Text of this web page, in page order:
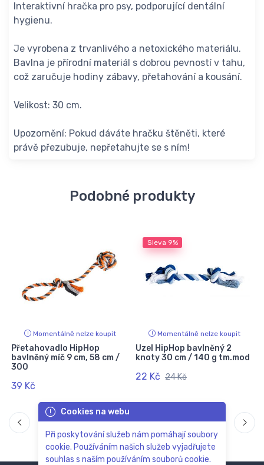
Interaktivní hračka pro psy, podporující dentální
hygienu.
Je vyrobena z trvanlivého a netoxického materiálu.
Bavlna je přírodní materiál s dobrou pevností v tahu,
což zaručuje hodiny zábavy, přetahování a kousání.
Velikost: 30 cm.
Upozornění: Pokud dáváte hračku štěněti, které
právě přezubuje, nepřetahujte se s ním!
Podobné produkty
Momentálně nelze koupit
Přetahovadlo HipHop
bavlněný míč 9 cm, 58 cm /
300
39 Kč
Sleva 9%
Momentálně nelze koupit
Uzel HipHop bavlněný 2
knoty 30 cm / 140 g tm.mod
22 Kč 24 Kč
Cookies na webu
Při poskytování služeb nám pomáhají soubory
cookie. Používáním našich služeb vyjadřujete
souhlas s naším používáním souborů cookie.